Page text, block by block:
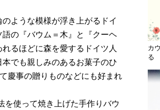
ような模様が浮き上がるドイ
の『バウム＝木』と『クーヘ
るほどに森を愛するドイツ人
でも親しみのあるお菓子のひ
慶事の贈りものなどにも好まれ
を使って焼き上げた手作りバウ
カ
る